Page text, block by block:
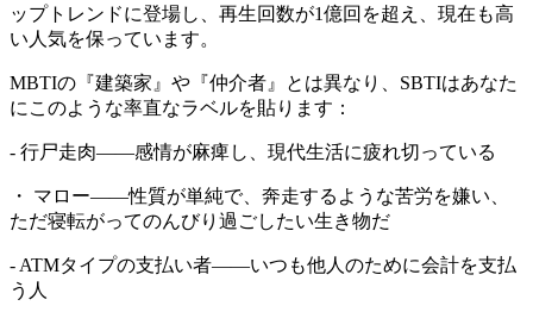
ップトレンドに登場し、再生回数が1億回を超え、現在も高
い人気を保っています。
MBTIの『建築家』や『仲介者』とは異なり、SBTIはあなた
にこのような率直なラベルを貼ります：
- 行尸走肉――感情が麻痺し、現代生活に疲れ切っている
・ マロー――性質が単純で、奔走するような苦労を嫌い、
ただ寝転がってのんびり過ごしたい生き物だ
- ATMタイプの支払い者――いつも他人のために会計を支払
う人